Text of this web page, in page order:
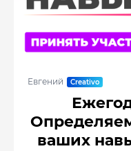
Евгений
ваших